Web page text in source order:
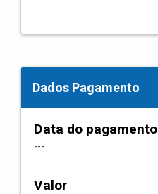
Dados Pagamento
Data do pagamento
---
Valor